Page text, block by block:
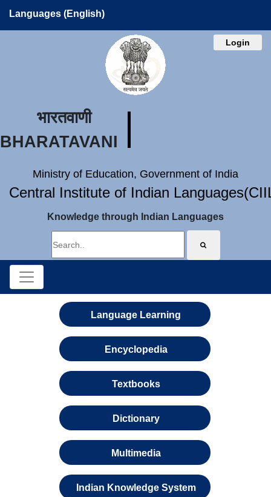
Languages (English)
Login
भारतवाणी
BHARATAVANI
Ministry of Education, Government of India
Central Institute of Indian
Knowledge through Indian Languages
Language Learning
Encyclopedia
Textbooks
Dictionary
Multimedia
Indian Knowledge System